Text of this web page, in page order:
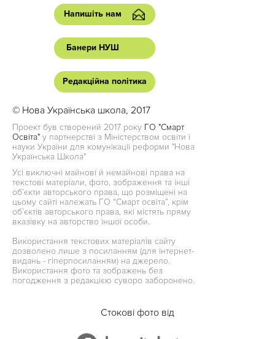
Напишіть нам
Банери НУШ
Редакційна політика
© Нова Українська школа, 2017
Проект був створений 2017 року ГО "Смарт
Освіта" у партнерстві з Міністерством освіти і
науки України для комунікації реформи "Нова
Українська Школа"
Усі виключні майнові й немайнові права на
текстові матеріали, фото, зображення та інші
об’єкти авторського права, що розміщені на
цьому сайті належать ГО “Смарт освіта”, крім
об’єктів авторського права, які містять пряму
вказівку на авторство іншої особи.
Використання текстових матеріалів сайту
дозволено лише з посиланням (для інтернет-
видань - гіперпосиланням) на джерело.
Використання фото та зображень без
погодження з редакцією суворо заборонено.
Стокові фото від